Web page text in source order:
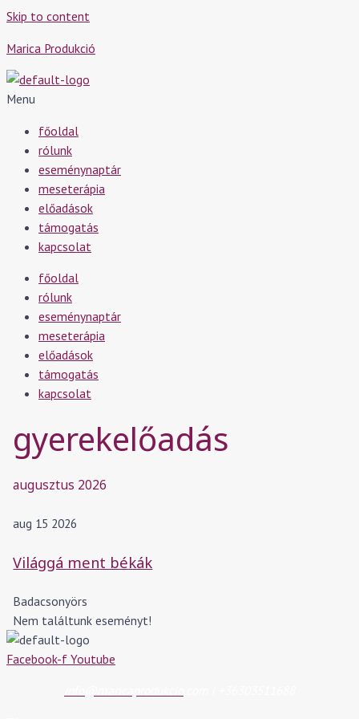
Skip to content
Marica Produkció
Menu
főoldal
rólunk
eseménynaptár
meseterápia
előadások
támogatás
kapcsolat
főoldal
rólunk
eseménynaptár
meseterápia
előadások
támogatás
kapcsolat
gyerekelőadás
augusztus 2026
aug 15 2026
Világgá ment békák
Badacsonyörs
Nem találtunk eseményt!
Facebook-f Youtube